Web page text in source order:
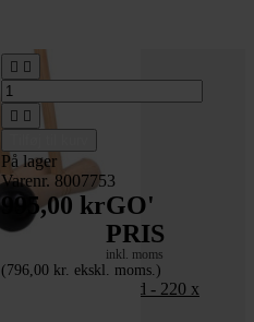
 
 
På lager
Varenr. 8007753
995,00 krGO'
PRIS
inkl. moms
(796,00 kr. ekskl. moms.)
Hønse- og kaningård - 220 x